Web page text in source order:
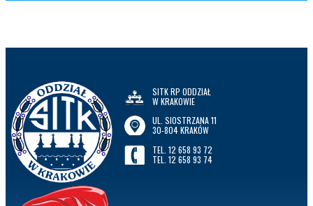
SITK RP ODDZIAŁ
W KRAKOWIE
UL. SIOSTRZANA 11
30-804 KRAKÓW
TEL. 12 658 93 72
TEL. 12 658 93 74